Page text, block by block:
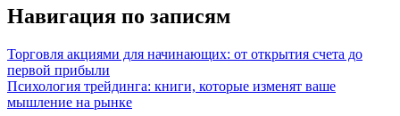
Навигация по записям
Торговля акциями для начинающих: от открытия счета до
первой прибыли
Психология трейдинга: книги, которые изменят ваше
мышление на рынке